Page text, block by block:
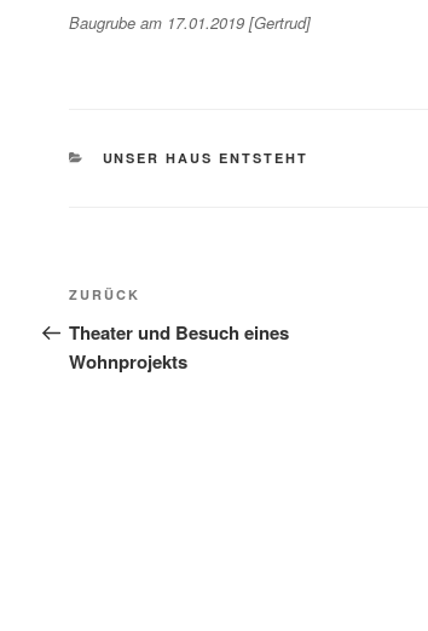
Baugrube am 17.01.2019 [Gertrud]
KATEGORIEN
UNSER HAUS ENTSTEHT
Beitragsnavigation
Vorheriger
Beitrag
ZURÜCK
Theater und Besuch eines
Wohnprojekts